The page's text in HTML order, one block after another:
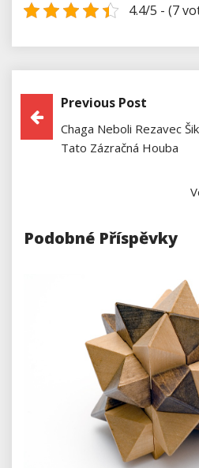
4.4/5 - (7
Navigace
Pro
Previous Post
Chaga Neboli Rezavec
Tato Zázračná Houba
Podobné Příspěvky